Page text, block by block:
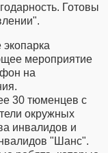
Готовы
мероприятие
на
30 тюменцев с
окружных
инвалидов и
"Шанс".